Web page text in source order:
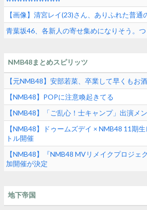
【画像】清宮レイ(23)さん、ありふれた普通
青葉坂46、各新人の寄せ集めになりそう。
NMB48まとめスピリッツ
【元NMB48】安部若菜、卒業して早くもお
【NMB48】POPに注意喚起きてる
【NMB48】「ご乱心！士キャンプ」出演メ
【NMB48】ドゥームズデイ × NMB48 11期
トル開催
【NMB48】『NMB48 MVリメイクプロジェ
加開催が決定
地下帝国